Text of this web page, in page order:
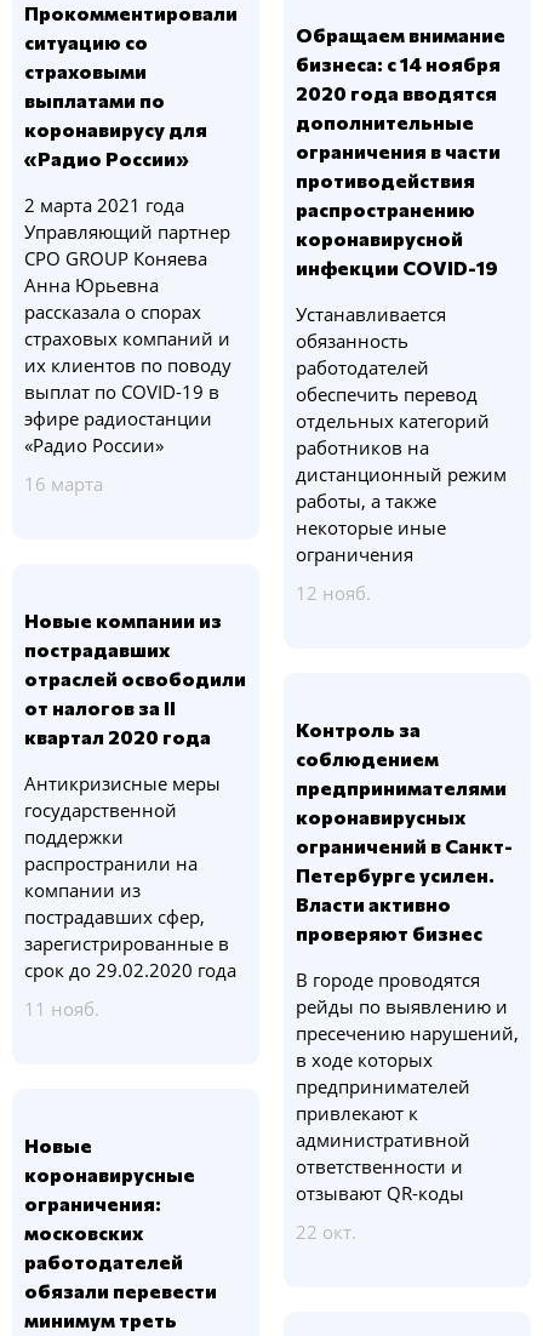
Прокомментировали
ситуацию со
страховыми
выплатами по
коронавирусу для
«Радио России»
2 марта 2021 года
Управляющий партнер
CPO GROUP Коняева
Анна Юрьевна
рассказала о спорах
страховых компаний и
их клиентов по поводу
выплат по COVID-19 в
эфире радиостанции
«Радио России»
16 марта
Обращаем внимание
бизнеса: с 14 ноября
2020 года вводятся
дополнительные
ограничения в части
противодействия
распространению
коронавирусной
инфекции COVID-19
Устанавливается
обязанность
работодателей
обеспечить перевод
отдельных категорий
работников на
дистанционный режим
работы, а также
некоторые иные
ограничения
12 нояб.
Новые компании из
пострадавших
отраслей освободили
от налогов за II
квартал 2020 года
Антикризисные меры
государственной
поддержки
распространили на
компании из
пострадавших сфер,
зарегистрированные в
срок до 29.02.2020 года
11 нояб.
Контроль за
соблюдением
предпринимателями
коронавирусных
ограничений в Санкт-
Петербурге усилен.
Власти активно
проверяют бизнес
В городе проводятся
рейды по выявлению и
пресечению нарушений,
в ходе которых
предпринимателей
привлекают к
административной
ответственности и
отзывают QR-коды
22 окт.
Новые
коронавирусные
ограничения:
московских
работодателей
обязали перевести
минимум треть